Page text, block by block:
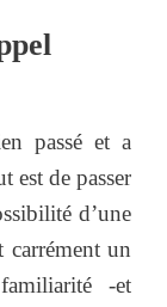
passé et a
est de passer
d’une
un
-et